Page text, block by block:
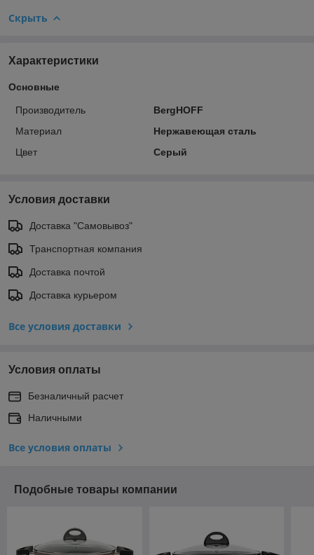
Скрыть
Характеристики
Основные
Производитель
BergHOFF
Материал
Нержавеющая сталь
Цвет
Серый
Условия доставки
Доставка "Самовывоз"
Транспортная компания
Доставка почтой
Доставка курьером
Все условия доставки
Условия оплаты
Безналичный расчет
Наличными
Все условия оплаты
Подобные товары компании